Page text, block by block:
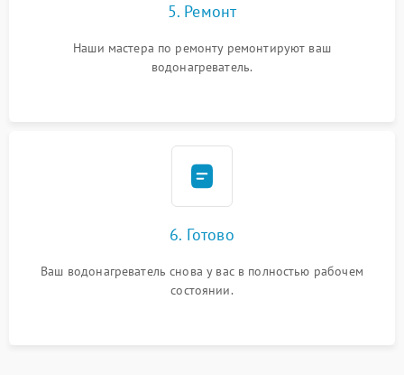
5. Ремонт
Наши мастера по ремонту ремонтируют ваш
водонагреватель.
6. Готово
Ваш водонагреватель снова у вас в полностью рабочем
состоянии.